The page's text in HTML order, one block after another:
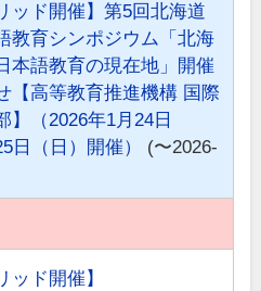
ッド開催】第5回北海道
教育シンポジウム「北海
本語教育の現在地」開催
【高等教育推進機構 国際
】（2026年1月24日
日（日）開催）
(〜2026-
ッド開催】